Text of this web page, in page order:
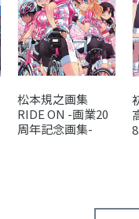
松本規之画集
RIDE ON -画業20
周年記念画集-
8